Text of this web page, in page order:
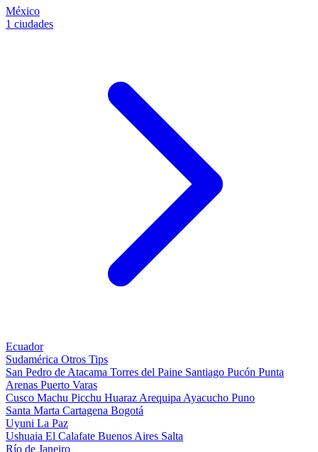
México
1 ciudades
Ecuador
Sudamérica Otros Tips
San Pedro de Atacama Torres del Paine Santiago Pucón Punta
Arenas Puerto Varas
Cusco Machu Picchu Huaraz Arequipa Ayacucho Puno
Santa Marta Cartagena Bogotá
Uyuni La Paz
Ushuaia El Calafate Buenos Aires Salta
Río de Janeiro